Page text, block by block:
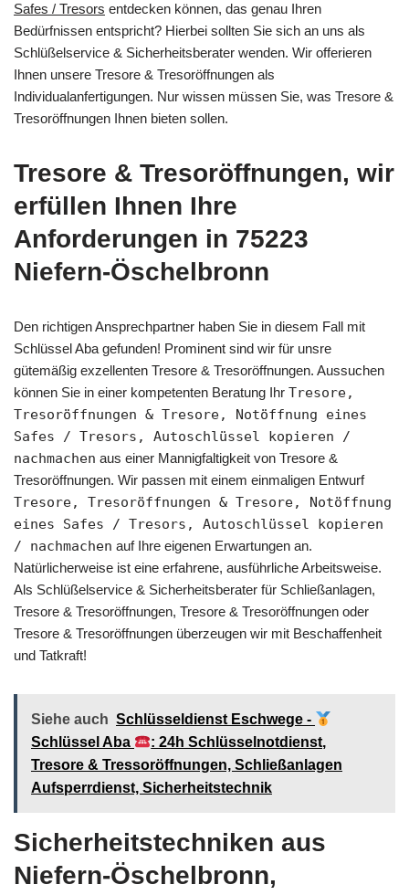
Safes / Tresors entdecken können, das genau Ihren
Bedürfnissen entspricht? Hierbei sollten Sie sich an uns als
Schlüßelservice & Sicherheitsberater wenden. Wir offerieren
Ihnen unsere Tresore & Tresoröffnungen als
Individualanfertigungen. Nur wissen müssen Sie, was Tresore &
Tresoröffnungen Ihnen bieten sollen.
Tresore & Tresoröffnungen, wir
erfüllen Ihnen Ihre
Anforderungen in 75223
Niefern-Öschelbronn
Den richtigen Ansprechpartner haben Sie in diesem Fall mit
Schlüssel Aba gefunden! Prominent sind wir für unsre
gütemäßig exzellenten Tresore & Tresoröffnungen. Aussuchen
können Sie in einer kompetenten Beratung Ihr Tresore,
Tresoröffnungen & Tresore, Notöffnung eines
Safes / Tresors, Autoschlüssel kopieren /
nachmachen aus einer Mannigfaltigkeit von Tresore &
Tresoröffnungen. Wir passen mit einem einmaligen Entwurf
Tresore, Tresoröffnungen & Tresore, Notöffnung
eines Safes / Tresors, Autoschlüssel kopieren
/ nachmachen auf Ihre eigenen Erwartungen an.
Natürlicherweise ist eine erfahrene, ausführliche Arbeitsweise.
Als Schlüßelservice & Sicherheitsberater für Schließanlagen,
Tresore & Tresoröffnungen, Tresore & Tresoröffnungen oder
Tresore & Tresoröffnungen überzeugen wir mit Beschaffenheit
und Tatkraft!
Siehe auch Schlüsseldienst Eschwege -
Schlüssel Aba
: 24h Schlüsselnotdienst,
Tresore & Tressoröffnungen, Schließanlagen
Aufsperrdienst, Sicherheitstechnik
Sicherheitstechniken aus
Niefern-Öschelbronn,